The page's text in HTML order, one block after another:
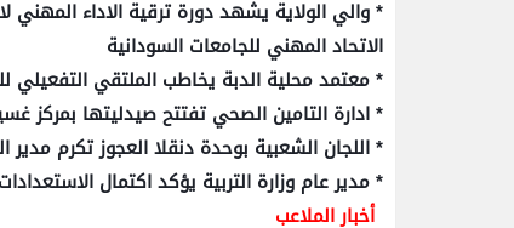
* والي الولاية يشهد دورة ترقية الاداء
الاتحاد المهني للجامعات السودانية
* معتمد محلية الدبة يخاطب الملتقي التفعيلي
* ادارة التامين الصحي تفتتح صيدليتها بمركز
* اللجان الشعبية بوحدة دنقلا العجوز تكرم مدير
* مدير عام وزارة التربية يؤكد اكتمال
أخبار الملاعب